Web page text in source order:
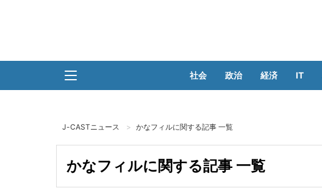
社会 政治 経済 IT
J-CASTニュース かなフィルに関する記事 一覧
かなフィルに関する記事 一覧